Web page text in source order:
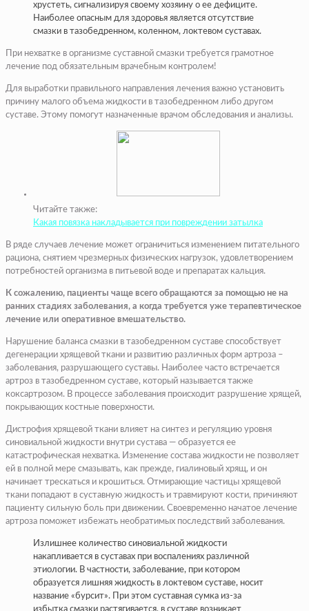
хрустеть, сигнализируя своему хозяину о ее дефиците.
Наиболее опасным для здоровья является отсутствие
смазки в тазобедренном, коленном, локтевом суставах.
При нехватке в организме суставной смазки требуется грамотное
лечение под обязательным врачебным контролем!
Для выработки правильного направления лечения важно установить
причину малого объема жидкости в тазобедренном либо другом
суставе. Этому помогут назначенные врачом обследования и анализы.
Читайте также:
Какая повязка накладывается при повреждении затылка
В ряде случаев лечение может ограничиться изменением питательного
рациона, снятием чрезмерных физических нагрузок, удовлетворением
потребностей организма в питьевой воде и препаратах кальция.
К сожалению, пациенты чаще всего обращаются за помощью не на
ранних стадиях заболевания, а когда требуется уже терапевтическое
лечение или оперативное вмешательство.
Нарушение баланса смазки в тазобедренном суставе способствует
дегенерации хрящевой ткани и развитию различных форм артроза –
заболевания, разрушающего суставы. Наиболее часто встречается
артроз в тазобедренном суставе, который называется также
коксартрозом. В процессе заболевания происходит разрушение хрящей,
покрывающих костные поверхности.
Дистрофия хрящевой ткани влияет на синтез и регуляцию уровня
синовиальной жидкости внутри сустава — образуется ее
катастрофическая нехватка. Изменение состава жидкости не позволяет
ей в полной мере смазывать, как прежде, гиалиновый хрящ, и он
начинает трескаться и крошиться. Отмирающие частицы хрящевой
ткани попадают в суставную жидкость и травмируют кости, причиняют
пациенту сильную боль при движении. Своевременно начатое лечение
артроза поможет избежать необратимых последствий заболевания.
Излишнее количество синовиальной жидкости
накапливается в суставах при воспалениях различной
этиологии. В частности, заболевание, при котором
образуется лишняя жидкость в локтевом суставе, носит
название «бурсит». При этом суставная сумка из-за